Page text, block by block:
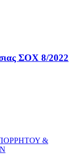
ΣΟΧ 8/2022
&